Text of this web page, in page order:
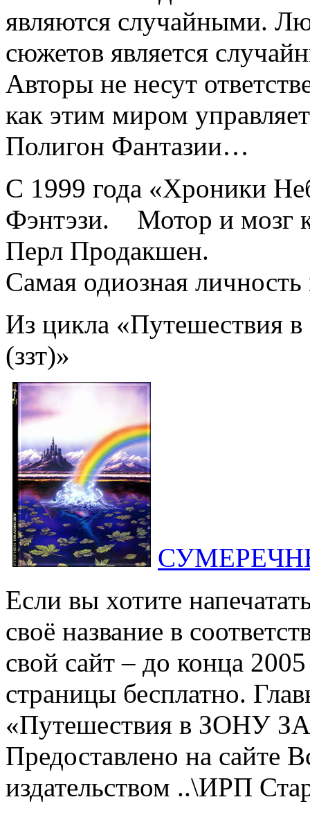
являются случайными.
сюжетов является
Авторы не несут
как этим миром
Полигон Фантазии…
С 1999 года «Хроники
Фэнтэзи. Мотор и мозг
Перл Продакшен.
Самая одиозная
Из цикла «Путешествия
(ззт)»
Если вы хотите
своё название в
свой сайт – до конца
страницы бесплатно.
«Путешествия в
Предоставлено на сайте
издательством ..\ИРП